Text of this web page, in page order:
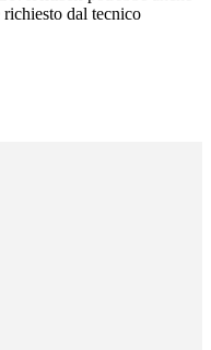
dal tecnico